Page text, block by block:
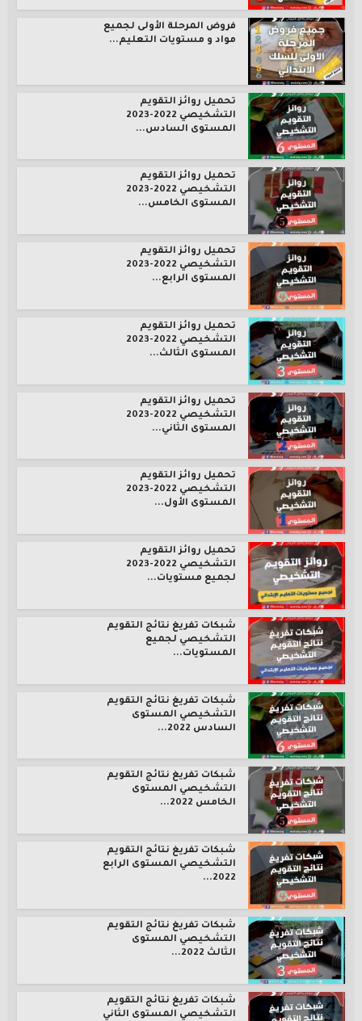
فروض المرحلة الأولى لجميع
مواد و مستويات التعليم...
تحميل روائز التقويم
التشخيصي 2022-2023
المستوى السادس...
تحميل روائز التقويم
التشخيصي 2022-2023
المستوى الخامس...
تحميل روائز التقويم
التشخيصي 2022-2023
المستوى الرابع...
تحميل روائز التقويم
التشخيصي 2022-2023
المستوى الثالث...
تحميل روائز التقويم
التشخيصي 2022-2023
المستوى الثاني...
تحميل روائز التقويم
التشخيصي 2022-2023
المستوى الأول...
تحميل روائز التقويم
التشخيصي 2022-2023
لجميع مستويات...
شبكات تفريغ نتائج التقويم
التشخيصي لجميع
المستويات...
شبكات تفريغ نتائج التقويم
التشخيصي المستوى
السادس 2022...
شبكات تفريغ نتائج التقويم
التشخيصي المستوى
الخامس 2022...
شبكات تفريغ نتائج التقويم
التشخيصي المستوى الرابع
2022...
شبكات تفريغ نتائج التقويم
التشخيصي المستوى
الثالث 2022...
شبكات تفريغ نتائج التقويم
التشخيصي المستوى الثاني